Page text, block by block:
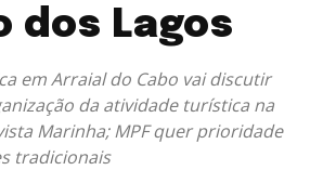
dos Lagos
em Arraial do Cabo vai discutir
da atividade turística na
Marinha; MPF quer prioridade
tradicionais